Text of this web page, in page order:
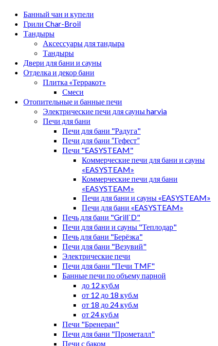
Банный чан и купели
Грили Char-Broil
Тандыры
Аксессуары для тандыра
Тандыры
Двери для бани и сауны
Отделка и декор бани
Плитка «Терракот»
Смеси
Отопительные и банные печи
Электрические печи для сауны harvia
Печи для бани
Печи для бани "Радуга"
Печи для бани “Гефест”
Печи "EASYSTEAM"
Коммерческие печи для бани и сауны
«EASYSTEAM»
Коммерческие печи для бани
«EASYSTEAM»
Печи для бани и сауны «EASYSTEAM»
Печи для бани «EASYSTEAM»
Печь для бани "Grill`D"
Печи для бани и сауны "Теплодар"
Печь для бани "Берёзка"
Печи для бани "Везувий"
Электрические печи
Печи для бани "Печи TMF"
Банные печи по объему парной
до 12 куб.м
от 12 до 18 куб.м
от 18 до 24 куб.м
от 24 куб.м
Печи "Бренеран"
Печи для бани "Прометалл"
Печи с баком